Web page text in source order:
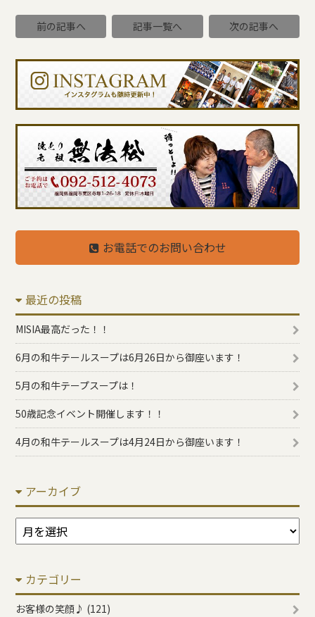
前の記事へ 記事一覧へ 次の記事へ
お電話でのお問い合わせ
最近の投稿
MISIA最高だった！！
6月の和牛テールスープは6月26日から御座います！
5月の和牛テープスープは！
50歳記念イベント開催します！！
4月の和牛テールスープは4月24日から御座います！
アーカイブ
ア
ー
イ
ブ
カテゴリー
お客様の笑顔♪ (121)